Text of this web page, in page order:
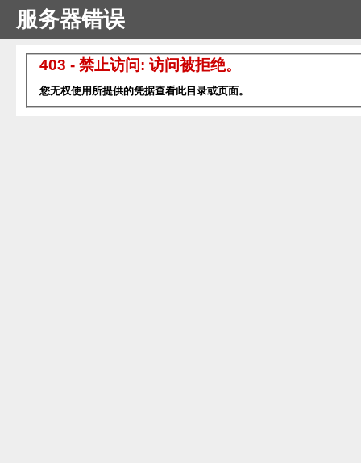
服务器错误
403 - 禁止访问: 访问被拒绝。
您无权使用所提供的凭据查看此目录或页面。